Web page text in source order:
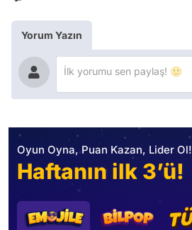
Yorum Yazın
Oyun Oyna, Puan Kazan, Lider Ol!
Haftanın ilk 3’ü!